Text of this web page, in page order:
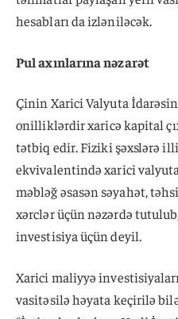
hesabları da izləniləcək.
Pul axınlarına nəzarət
Çinin Xarici Valyuta
onilliklərdir xaricə kapital
tətbiq edir. Fiziki şəxslərə
ekvivalentində xarici
məbləğ əsasən səyahət,
xərclər üçün nəzərdə
investisiya üçün deyil.
Xarici maliyyə
vasitəsilə həyata keçirilə